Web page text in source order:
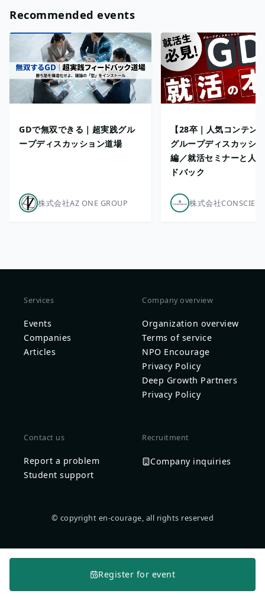
Recommended events
GDで無双できる｜超実践グル
ープディスカッション道場
株式会社AZ ONE GROUP
【28卒｜人気コンテン
グループディスカッシ
編／就活セミナーと人
ドバック
株式会社
Services
Events
Companies
Articles
Company overview
Organization overview
Terms of service
NPO Encourage
Privacy Policy
Deep Growth Partners
Privacy Policy
Contact us
Report a problem
Student support
Recruitment
Company inquiries
© copyright en-courage, all rights reserved
Register for event